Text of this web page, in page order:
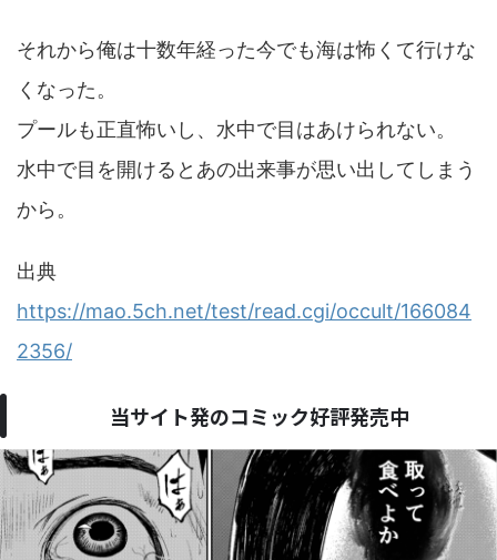
それから俺は十数年経った今でも海は怖くて行けな
くなった。
プールも正直怖いし、水中で目はあけられない。
水中で目を開けるとあの出来事が思い出してしまう
から。
出典
https://mao.5ch.net/test/read.cgi/occult/166084
2356/
当サイト発のコミック好評発売中